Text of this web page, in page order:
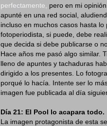
perfectamente,
pero en mi
apunté en una red social,
incluso en muchos casos hasta
fotoperiodista, si puede, debe
que decida si debe publicarse o
Hace años me pasó algo similar.
lleno de apuntes y tachaduras
dirigido a los presentes. Lo
porqué lo hacía. Intente ser lo
imagen fue publicada al día
Día 21: El Pool lo acapara todo.
La imagen protagonista de esta